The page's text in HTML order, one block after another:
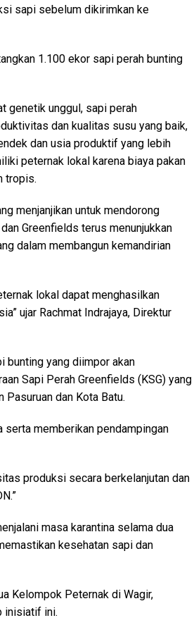
sapi sebelum dikirimkan ke
1.100 ekor sapi perah bunting
genetik unggul, sapi perah
dan kualitas susu yang baik,
dan usia produktif yang lebih
peternak lokal karena biaya pakan
tropis.
menjanjikan untuk mendorong
Greenfields terus menunjukkan
dalam membangun kemandirian
lokal dapat menghasilkan
ujar Rachmat Indrajaya, Direktur
bunting yang diimpor akan
Sapi Perah Greenfields (KSG) yang
dan Kota Batu.
serta memberikan pendampingan
produksi secara berkelanjutan dan
masa karantina selama dua
kesehatan sapi dan
Kelompok Peternak di Wagir,
inisiatif ini.